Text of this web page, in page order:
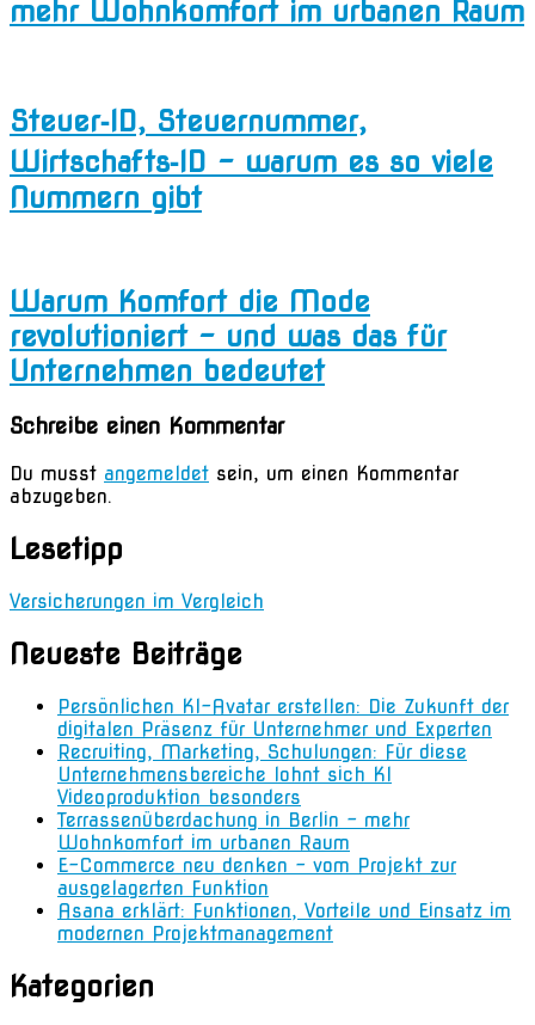
mehr Wohnkomfort im urbanen Raum
Steuer‑ID, Steuernummer,
Wirtschafts‑ID – warum es so viele
Nummern gibt
Warum Komfort die Mode
revolutioniert – und was das für
Unternehmen bedeutet
Schreibe einen Kommentar
Du musst angemeldet sein, um einen Kommentar
abzugeben.
Lesetipp
Versicherungen im Vergleich
Neueste Beiträge
Persönlichen KI-Avatar erstellen: Die Zukunft der
digitalen Präsenz für Unternehmer und Experten
Recruiting, Marketing, Schulungen: Für diese
Unternehmensbereiche lohnt sich KI
Videoproduktion besonders
Terrassenüberdachung in Berlin – mehr
Wohnkomfort im urbanen Raum
E-Commerce neu denken – vom Projekt zur
ausgelagerten Funktion
Asana erklärt: Funktionen, Vorteile und Einsatz im
modernen Projektmanagement
Kategorien